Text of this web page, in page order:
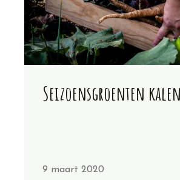
Seizoensgroenten
9 maart 2020